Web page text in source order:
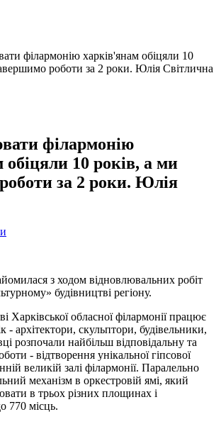
філармонію харків'янам обіцяли 10
роботи за 2 роки. Юлія Світлична
філармонію
10 років, а ми
за 2 роки. Юлія
з ходом відновлювальних робіт
будівництві регіону.
Харківської обласної філармонії працює
- архітектори, скульптори, будівельники,
розпочали найбільш відповідальну та
- відтворення унікальної гіпсової
великій залі філармонії. Паралельно
механізм в оркестровій ямі, який
в трьох різних площинах і
770 місць.